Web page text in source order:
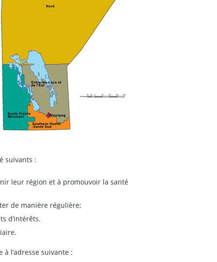
suivants :
leur région et à promouvoir la santé
de manière régulière;
d’intérêts.
l’adresse suivante :